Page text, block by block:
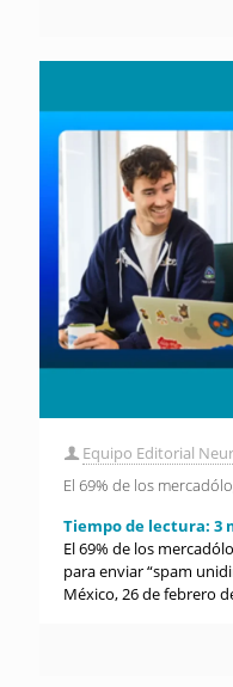
Equipo Editorial
El 69% de los
Tiempo de lectura: 3
El 69% de los
para enviar “spam
México, 26 de febrero